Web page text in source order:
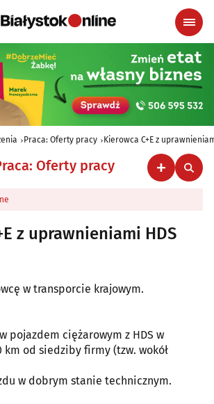
Praca: Oferty pracy Kierowca C+E z
Oferty pracy
z uprawnieniami HDS
w transporcie krajowym.
pojazdem ciężarowym z HDS w
km od siedziby firmy (tzw. wokół
w dobrym stanie technicznym.